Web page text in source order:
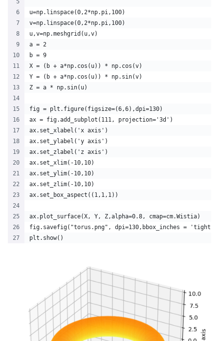
u=np.linspace(0,2*np.pi,100)
v=np.linspace(0,2*np.pi,100)
u,v=np.meshgrid(u,v)
a = 2
b = 9
X = (b + a*np.cos(u)) * np.cos(v)
Y = (b + a*np.cos(u)) * np.sin(v)
Z = a * np.sin(u)
fig = plt.figure(figsize=(6,6),dpi=130)
ax = fig.add_subplot(111, projection='3d')
ax.set_xlabel('x axis')
ax.set_ylabel('y axis')
ax.set_zlabel('z axis')
ax.set_xlim(-10,10)
ax.set_ylim(-10,10)
ax.set_zlim(-10,10)
ax.set_box_aspect((1,1,1))
ax.plot_surface(X, Y, Z,alpha=0.8, cmap=cm.Wistia)
fig.savefig("torus.png", dpi=130,bbox_inches =
plt.show()